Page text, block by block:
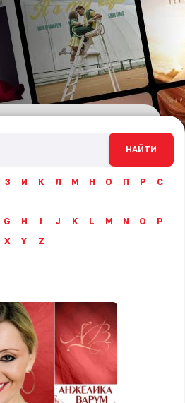
НАЙТИ
З И К Л М Н О П Р
С
G H I J K L M N O
P
X Y Z